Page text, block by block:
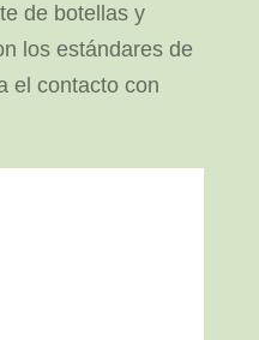
de botellas y
los estándares de
el contacto con